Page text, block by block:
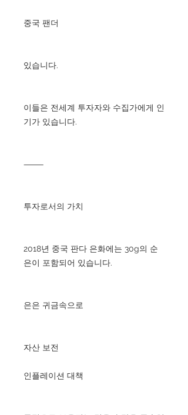
중국 팬더
있습니다.
이들은 전세계 투자자와 수집가에게 인
기가 있습니다.
⸻
투자로서의 가치
2018년 중국 판다 은화에는 30g의 순
은이 포함되어 있습니다.
은은 귀금속으로
자산 보전
인플레이션 대책